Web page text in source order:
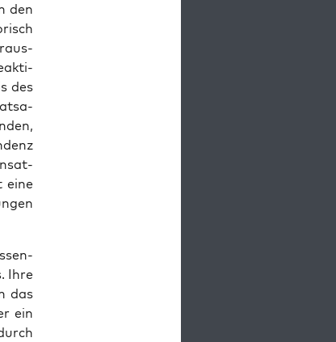
den
des
eine
Ihre
das
ein